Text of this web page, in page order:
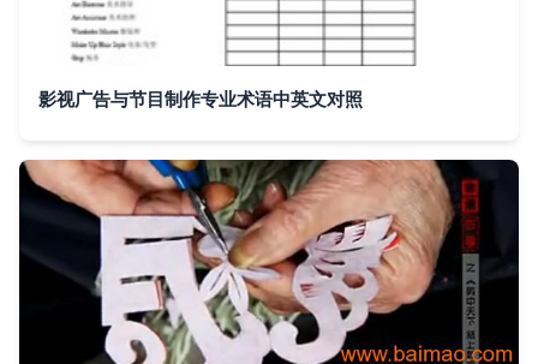
影视广告与节目制作专业术语中英文对照